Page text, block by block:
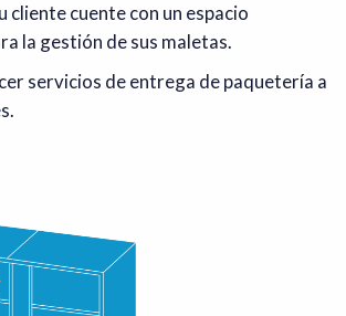
cliente cuente con un espacio
la gestión de sus maletas.
servicios de entrega de paquetería a